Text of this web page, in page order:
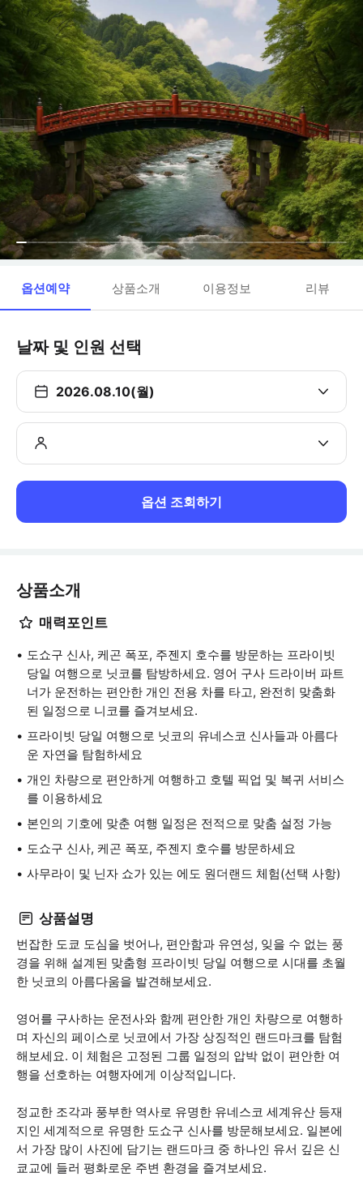
옵션예약 상품소개 이용정보 리뷰
날짜 및 인원 선택
2026.08.10(월)
옵션 조회하기
상품소개
매력포인트
도쇼구 신사, 케곤 폭포, 주젠지 호수를 방문하는 프라이빗
당일 여행으로 닛코를 탐방하세요. 영어 구사 드라이버 파트
너가 운전하는 편안한 개인 전용 차를 타고, 완전히 맞춤화
된 일정으로 니코를 즐겨보세요.
프라이빗 당일 여행으로 닛코의 유네스코 신사들과 아름다
운 자연을 탐험하세요
개인 차량으로 편안하게 여행하고 호텔 픽업 및 복귀 서비스
를 이용하세요
본인의 기호에 맞춘 여행 일정은 전적으로 맞춤 설정 가능
도쇼구 신사, 케곤 폭포, 주젠지 호수를 방문하세요
사무라이 및 닌자 쇼가 있는 에도 원더랜드 체험(선택 사항)
상품설명
번잡한 도쿄 도심을 벗어나, 편안함과 유연성, 잊을 수 없는 풍
경을 위해 설계된 맞춤형 프라이빗 당일 여행으로 시대를 초월
한 닛코의 아름다움을 발견해보세요.
영어를 구사하는 운전사와 함께 편안한 개인 차량으로 여행하
며 자신의 페이스로 닛코에서 가장 상징적인 랜드마크를 탐험
해보세요. 이 체험은 고정된 그룹 일정의 압박 없이 편안한 여
행을 선호하는 여행자에게 이상적입니다.
정교한 조각과 풍부한 역사로 유명한 유네스코 세계유산 등재
지인 세계적으로 유명한 도쇼구 신사를 방문해보세요. 일본에
서 가장 많이 사진에 담기는 랜드마크 중 하나인 유서 깊은 신
쿄교에 들러 평화로운 주변 환경을 즐겨보세요.